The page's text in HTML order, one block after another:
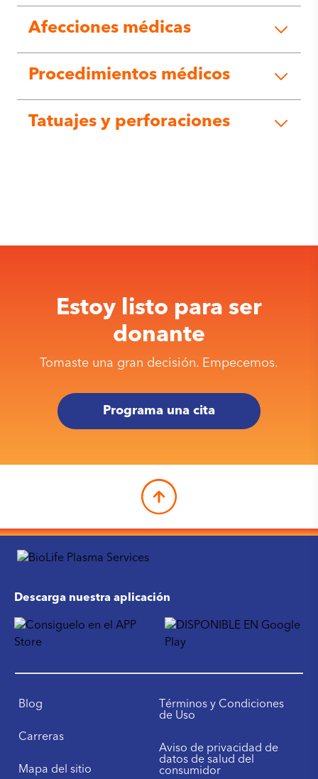
Afecciones médicas
Procedimientos médicos
Tatuajes y perforaciones
Estoy listo para ser
donante
Tomaste una gran decisión. Empecemos.
Programa una cita
Descarga nuestra aplicación
Blog
Carreras
Mapa del sitio
Términos y Condiciones
de Uso
Aviso de privacidad de
datos de salud del
consumidor